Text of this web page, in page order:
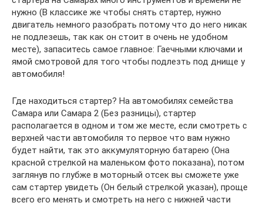
нужно (В классике же чтобы снять стартер, нужно
двигатель немного разобрать потому что до него никак
не подлезешь, так как он стоит в очень не удобном
месте), запаситесь самое главное: Гаечными ключами и
ямой смотровой для того чтобы подлезть под днище у
автомобиля!
Где находиться стартер? На автомобилях семейства
Самара или Самара 2 (Без разницы), стартер
располагается в одном и том же месте, если смотреть с
верхней части автомобиля то первое что вам нужно
будет найти, так это аккумуляторную батарею (Она
красной стрелкой на маленьком фото показана), потом
заглянув по глубже в моторный отсек вы сможете уже
сам стартер увидеть (Он белый стрелкой указан), проще
всего его менять и смотреть на него с нижней части